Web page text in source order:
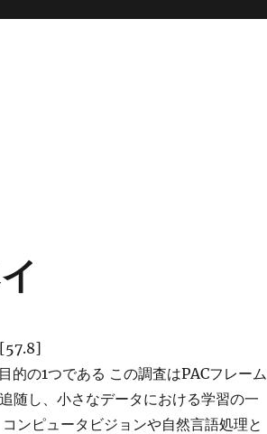
[57.8]
の1つである この調査はPACフレーム
随し、小さなデータにおける学習の一
ンピュータビジョンや自然言語処理と